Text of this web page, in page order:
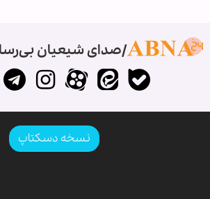
صدای شیعیان
نسخه دسکتاپ